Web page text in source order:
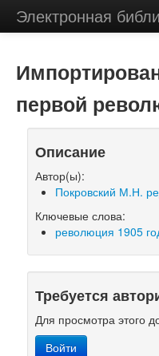
Электронная
первой
Описание
Автор(ы):
Покровский М.Н.
Ключевые слова:
революция 1905
Требуется
Для просмотра этого
Войти